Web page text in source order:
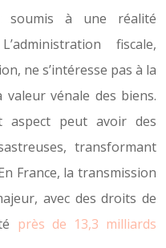
soumis à une réalité
fiscale,
ne s’intéresse pas à la
vénale des biens.
aspect peut avoir des
transformant
France, la transmission
avec des droits de
près de 13,3 milliards